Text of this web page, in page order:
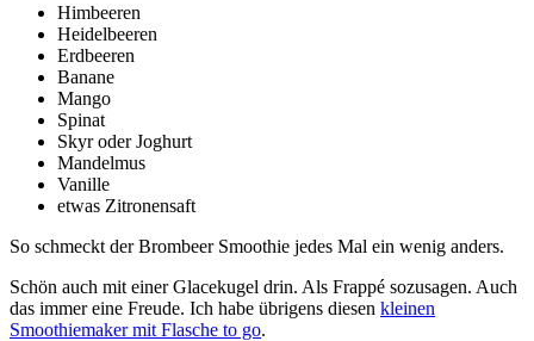
Himbeeren
Heidelbeeren
Erdbeeren
Banane
Mango
Spinat
Skyr oder Joghurt
Mandelmus
Vanille
etwas Zitronensaft
So schmeckt der Brombeer Smoothie jedes Mal ein wenig anders.
Schön auch mit einer Glacekugel drin. Als Frappé sozusagen. Auch
das immer eine Freude. Ich habe übrigens diesen kleinen
Smoothiemaker mit Flasche to go.